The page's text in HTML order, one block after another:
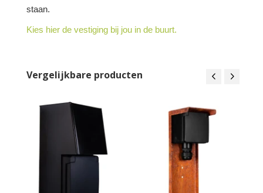
staan.
Kies hier de vestiging bij jou in de buurt.
Vergelijkbare producten